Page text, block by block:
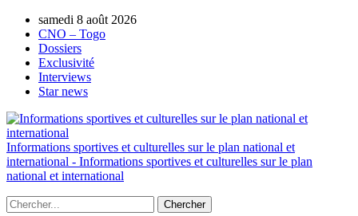
samedi 8 août 2026
CNO – Togo
Dossiers
Exclusivité
Interviews
Star news
Informations sportives et culturelles sur le plan national et
international - Informations sportives et culturelles sur le plan
national et international
AUTORISATION DE LA HAAC N°0134/HAAC/12-